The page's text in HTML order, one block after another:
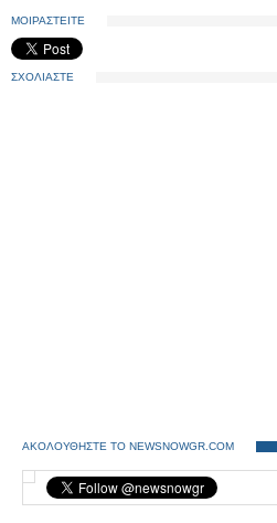
ΜΟΙΡΑΣΤΕΙΤΕ
ΣΧΟΛΙΑΣΤΕ
ΑΚΟΛΟΥΘΗΣΤΕ ΤΟ NEWSNOWGR.COM